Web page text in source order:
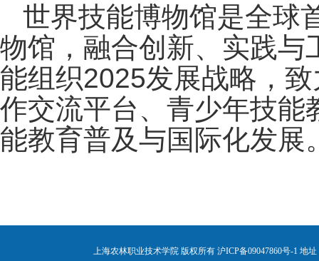
世界技能博物馆是全球
物馆，融合创新、实践与
能组织2025发展战略，
作交流平台、青少年技能
能教育普及与国际化发展
上海农林职业技术学院 版权所有 沪ICP备09047860号-1 地址